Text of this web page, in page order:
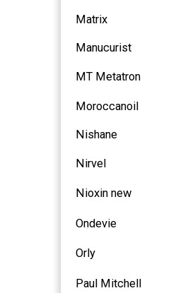
Matrix
Manucurist
MT Metatron
Moroccanoil
Nishane
Nirvel
Nioxin new
Ondevie
Orly
Paul Mitchell